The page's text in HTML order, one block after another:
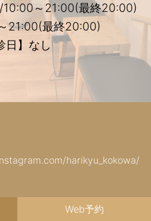
Web予約
/10:00～21:00(最終20:00)
21:00(最終20:00)
診日】なし
harikyu_kokowa/
harikyukokowa/